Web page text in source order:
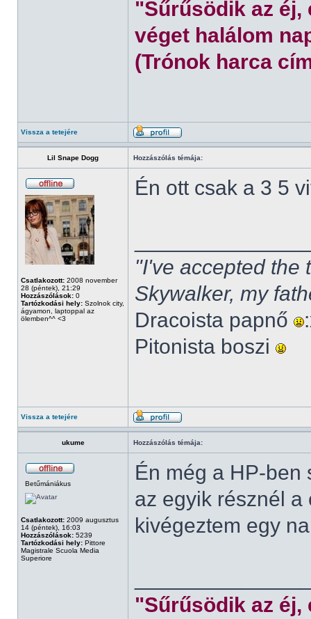
"Sűrűsödik az éj,
véget halálom
(Trónok harca
Vissza a tetejére
Lil Snape Dogg Hozzászólás témája:
Csatlakozott: 2008 november
28 (péntek), 21:29
Hozzászólások: 0
Tartózkodási hely: Szolnok city,
ágyamon, laptoppal az
ölemben^^ <3
Én ott csak a 3 5
"I've accepted the
Skywalker, my
Dracoista papnő
Pitonista boszi
Vissza a tetejére
ukume Hozzászólás témája:
Betűmániákus
Csatlakozott: 2009 augusztus
14 (péntek), 16:03
Hozzászólások: 5239
Tartózkodási hely: Pittore
Magistrale Scuola Media
Superiore
Én még a HP-ben
az egyik résznél
kivégeztem egy
"Sűrűsödik az éj,